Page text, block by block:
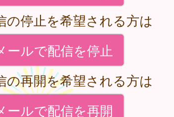
の停止を希望される方は
ールで配信を停止
の再開を希望される方は
ールで配信を再開